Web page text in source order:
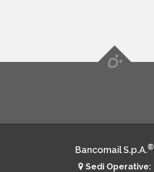
Bancomail S.p.A.®
Sedi Operative: